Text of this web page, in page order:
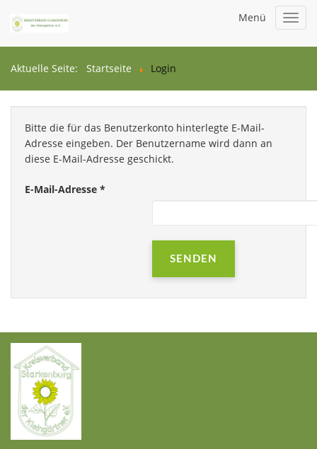
Menü
Aktuelle Seite: Startseite Login
Bitte die für das Benutzerkonto hinterlegte E-Mail-
Adresse eingeben. Der Benutzername wird dann an
diese E-Mail-Adresse geschickt.
E-Mail-Adresse *
SENDEN